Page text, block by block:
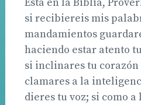
si recibiereis mis
mandamientos
haciendo estar atento
si inclinares tu
clamares a la
dieres tu voz; si como